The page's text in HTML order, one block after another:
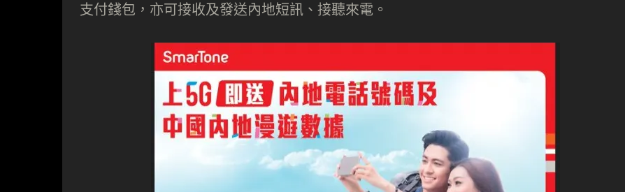
支付錢包，亦可接收及發送內地短訊、接聽來電。